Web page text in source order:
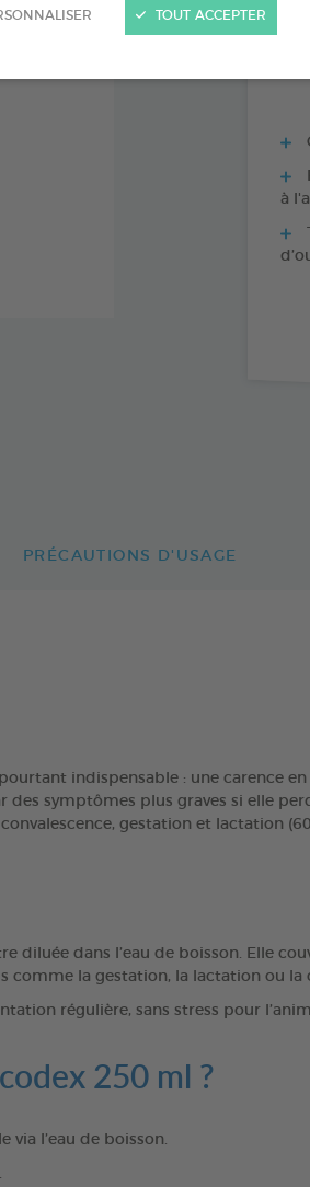
TOUT ACCEPTER
à
PRÉCAUTIONS D'USAGE
indispensable : une carence
symptômes plus graves si elle
gestation et lactation
dans l’eau de boisson. Elle
comme la gestation, la lactation ou la
régulière, sans stress pour
250 ml ?
l’eau de boisson.